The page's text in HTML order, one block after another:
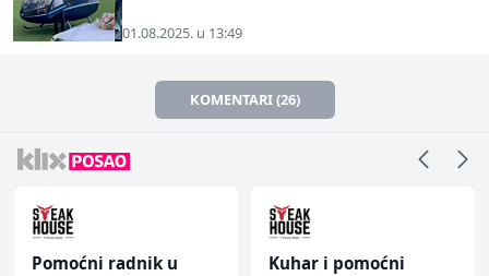
01.08.2025. u 13:49
KOMENTARI (26)
Pomoćni radnik u
Kuhar i pomoćni